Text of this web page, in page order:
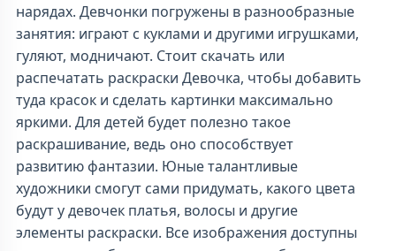
нарядах. Девчонки погружены в разнообразные
занятия: играют с куклами и другими игрушками,
гуляют, модничают. Стоит скачать или
распечатать раскраски Девочка, чтобы добавить
туда красок и сделать картинки максимально
яркими. Для детей будет полезно такое
раскрашивание, ведь оно способствует
развитию фантазии. Юные талантливые
художники смогут сами придумать, какого цвета
будут у девочек платья, волосы и другие
элементы раскраски. Все изображения доступны